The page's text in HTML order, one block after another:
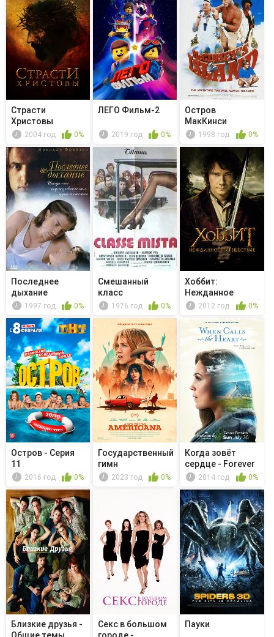
Страсти
Христовы
2004 год 0%
ЛЕГО Фильм-2
2019 год 0%
Остров
МакКинси
1998 год 0%
Последнее
дыхание
1997 год 0%
Смешанный
класс
1976 год 0%
Хоббит:
Нежданное
путешествие
2012 год 0%
Остров - Серия
11
2016 год 0%
Государственный
гимн
2023 год 0%
Когда зовёт
сердце - Forever
in My Heart
2014 год 0%
Близкие друзья -
Секс в большом
Пауки